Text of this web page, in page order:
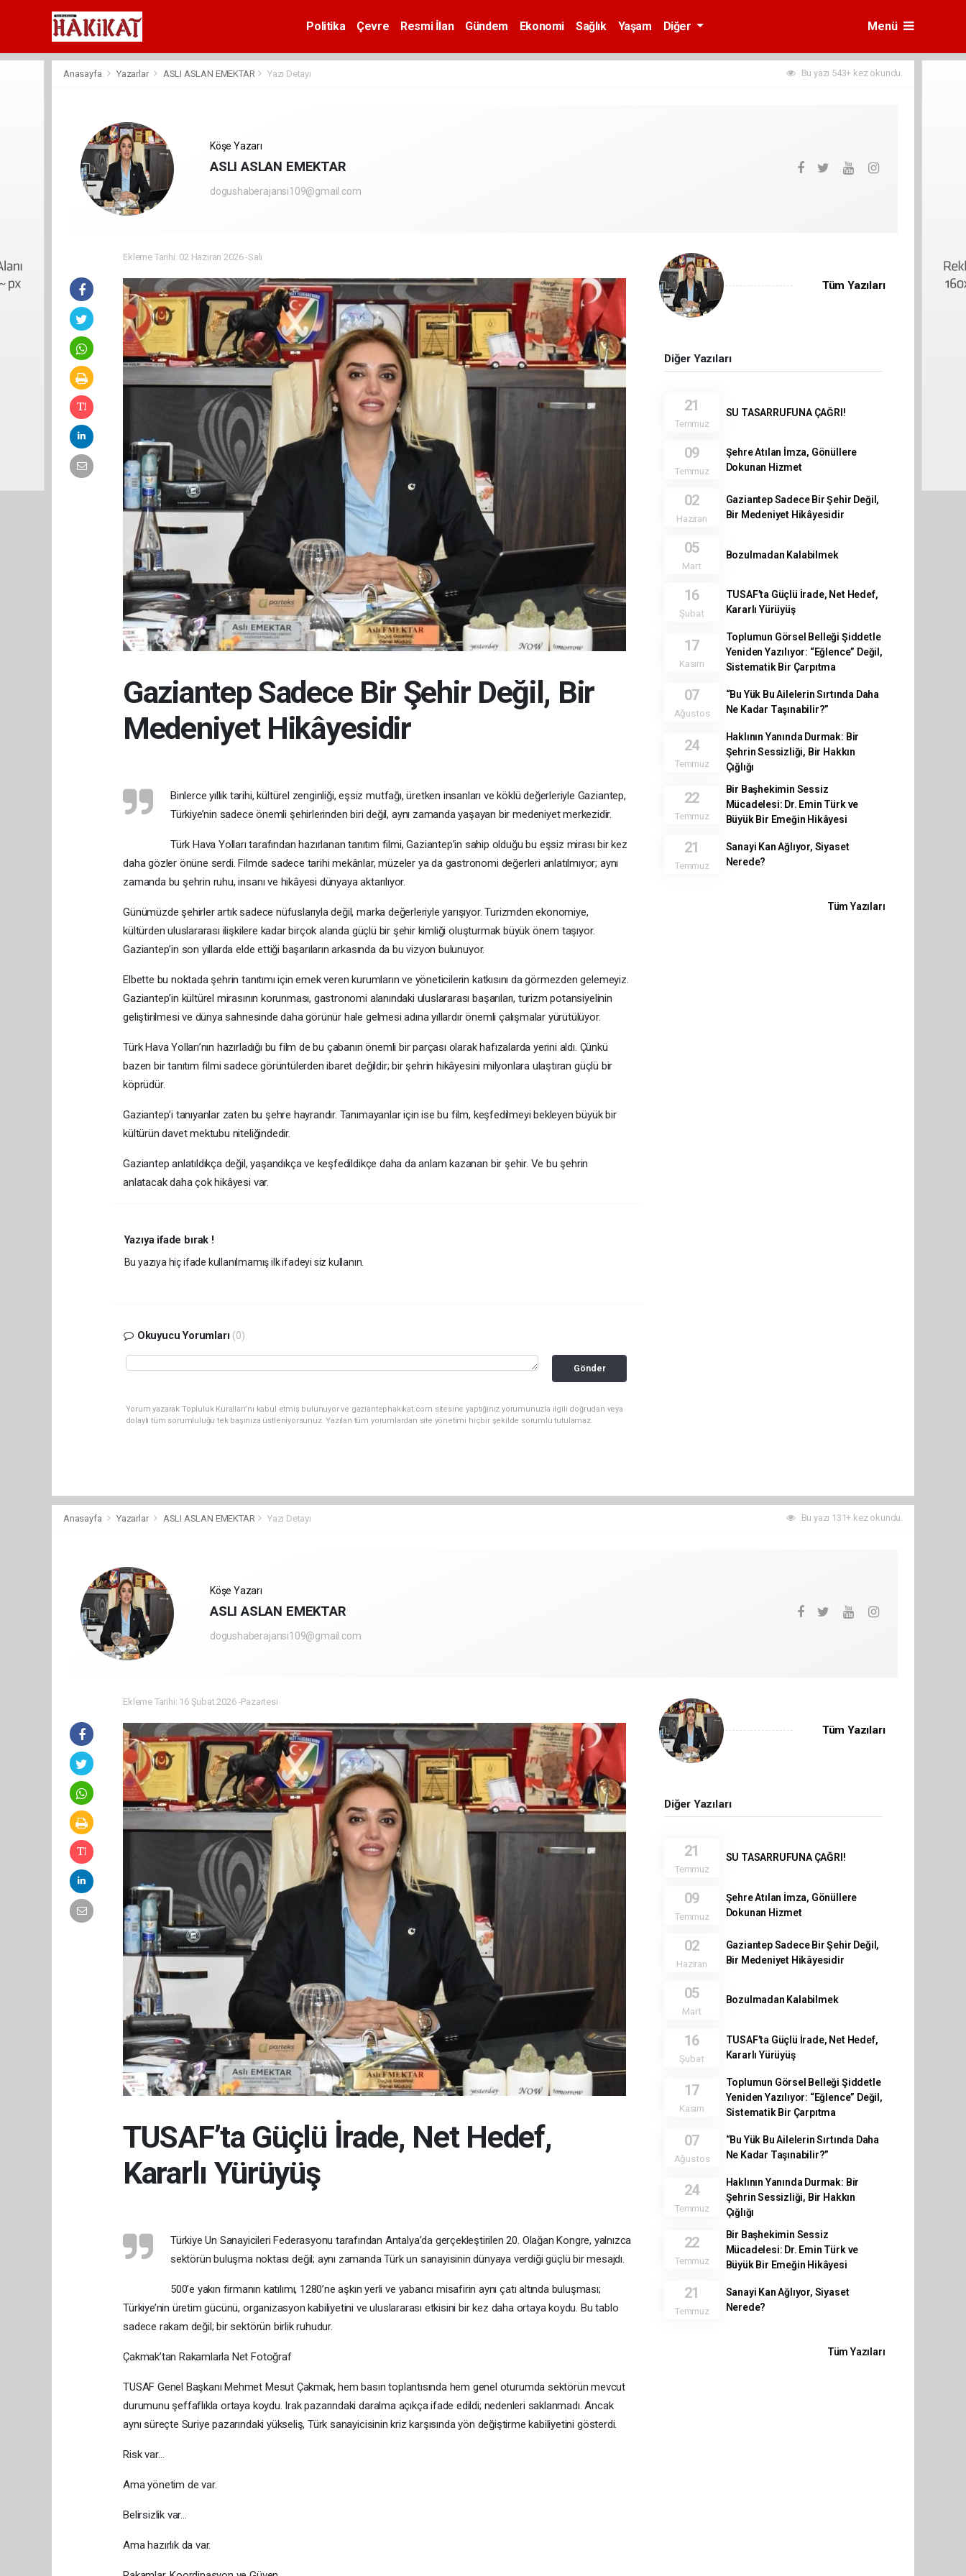
Politika Çevre Resmi İlan Gündem Ekonomi Sağlık Yaşam Diğer Menü
Anasayfa Yazarlar ASLI ASLAN EMEKTAR Yazı Detayı Bu yazı 543+ kez okundu.
Köşe Yazarı
ASLI ASLAN EMEKTAR
dogushaberajansi109@gmail.com
Ekleme Tarihi: 02 Haziran 2026 -Salı
Gaziantep Sadece Bir Şehir Değil, Bir
Medeniyet Hikâyesidir
Binlerce yıllık tarihi, kültürel zenginliği, eşsiz mutfağı, üretken insanları ve köklü değerleriyle Gaziantep,
Türkiye’nin sadece önemli şehirlerinden biri değil, aynı zamanda yaşayan bir medeniyet merkezidir.
Türk Hava Yolları tarafından hazırlanan tanıtım filmi, Gaziantep’in sahip olduğu bu eşsiz mirası bir kez
daha gözler önüne serdi. Filmde sadece tarihi mekânlar, müzeler ya da gastronomi değerleri anlatılmıyor; aynı
zamanda bu şehrin ruhu, insanı ve hikâyesi dünyaya aktarılıyor.
Günümüzde şehirler artık sadece nüfuslarıyla değil, marka değerleriyle yarışıyor. Turizmden ekonomiye,
kültürden uluslararası ilişkilere kadar birçok alanda güçlü bir şehir kimliği oluşturmak büyük önem taşıyor.
Gaziantep’in son yıllarda elde ettiği başarıların arkasında da bu vizyon bulunuyor.
Elbette bu noktada şehrin tanıtımı için emek veren kurumların ve yöneticilerin katkısını da görmezden gelemeyiz.
Gaziantep’in kültürel mirasının korunması, gastronomi alanındaki uluslararası başarıları, turizm potansiyelinin
geliştirilmesi ve dünya sahnesinde daha görünür hale gelmesi adına yıllardır önemli çalışmalar yürütülüyor.
Türk Hava Yolları’nın hazırladığı bu film de bu çabanın önemli bir parçası olarak hafızalarda yerini aldı. Çünkü
bazen bir tanıtım filmi sadece görüntülerden ibaret değildir; bir şehrin hikâyesini milyonlara ulaştıran güçlü bir
köprüdür.
Gaziantep’i tanıyanlar zaten bu şehre hayrandır. Tanımayanlar için ise bu film, keşfedilmeyi bekleyen büyük bir
kültürün davet mektubu niteliğindedir.
Gaziantep anlatıldıkça değil, yaşandıkça ve keşfedildikçe daha da anlam kazanan bir şehir. Ve bu şehrin
anlatacak daha çok hikâyesi var.
Yazıya ifade bırak !
Bu yazıya hiç ifade kullanılmamış ilk ifadeyi siz kullanın.
Okuyucu Yorumları (0)
Gönder
Yorum yazarak Topluluk Kuralları’nı kabul etmiş bulunuyor ve gaziantephakikat.com sitesine yaptığınız yorumunuzla ilgili doğrudan veya
dolaylı tüm sorumluluğu tek başınıza üstleniyorsunuz. Yazılan tüm yorumlardan site yönetimi hiçbir şekilde sorumlu tutulamaz.
Tüm Yazıları
Diğer Yazıları
21
Temmuz
SU TASARRUFUNA ÇAĞRI!
09
Temmuz
Şehre Atılan İmza, Gönüllere
Dokunan Hizmet
02
Haziran
Gaziantep Sadece Bir Şehir Değil,
Bir Medeniyet Hikâyesidir
05
Mart
Bozulmadan Kalabilmek
16
Şubat
TUSAF’ta Güçlü İrade, Net Hedef,
Kararlı Yürüyüş
17
Kasım
Toplumun Görsel Belleği Şiddetle
Yeniden Yazılıyor: “Eğlence” Değil,
Sistematik Bir Çarpıtma
07
Ağustos
“Bu Yük Bu Ailelerin Sırtında Daha
Ne Kadar Taşınabilir?”
24
Temmuz
Haklının Yanında Durmak: Bir
Şehrin Sessizliği, Bir Hakkın
Çığlığı
22
Temmuz
Bir Başhekimin Sessiz
Mücadelesi: Dr. Emin Türk ve
Büyük Bir Emeğin Hikâyesi
21
Temmuz
Sanayi Kan Ağlıyor, Siyaset
Nerede?
Tüm Yazıları
Anasayfa Yazarlar ASLI ASLAN EMEKTAR Yazı Detayı Bu yazı 131+ kez okundu.
Köşe Yazarı
ASLI ASLAN EMEKTAR
dogushaberajansi109@gmail.com
Ekleme Tarihi: 16 Şubat 2026 -Pazartesi
TUSAF’ta Güçlü İrade, Net Hedef,
Kararlı Yürüyüş
Türkiye Un Sanayicileri Federasyonu tarafından Antalya’da gerçekleştirilen 20. Olağan Kongre, yalnızca
sektörün buluşma noktası değil; aynı zamanda Türk un sanayisinin dünyaya verdiği güçlü bir mesajdı.
500’e yakın firmanın katılımı, 1280’ne aşkın yerli ve yabancı misafirin aynı çatı altında buluşması;
Türkiye’nin üretim gücünü, organizasyon kabiliyetini ve uluslararası etkisini bir kez daha ortaya koydu. Bu tablo
sadece rakam değil; bir sektörün birlik ruhudur.
Çakmak’tan Rakamlarla Net Fotoğraf
TUSAF Genel Başkanı Mehmet Mesut Çakmak, hem basın toplantısında hem genel oturumda sektörün mevcut
durumunu şeffaflıkla ortaya koydu. Irak pazarındaki daralma açıkça ifade edildi; nedenleri saklanmadı. Ancak
aynı süreçte Suriye pazarındaki yükseliş, Türk sanayicisinin kriz karşısında yön değiştirme kabiliyetini gösterdi.
Risk var…
Ama yönetim de var.
Belirsizlik var…
Ama hazırlık da var.
Tüm Yazıları
Diğer Yazıları
21
Temmuz
SU TASARRUFUNA ÇAĞRI!
09
Temmuz
Şehre Atılan İmza, Gönüllere
Dokunan Hizmet
02
Haziran
Gaziantep Sadece Bir Şehir Değil,
Bir Medeniyet Hikâyesidir
05
Mart
Bozulmadan Kalabilmek
16
Şubat
TUSAF’ta Güçlü İrade, Net Hedef,
Kararlı Yürüyüş
17
Kasım
Toplumun Görsel Belleği Şiddetle
Yeniden Yazılıyor: “Eğlence” Değil,
Sistematik Bir Çarpıtma
07
Ağustos
“Bu Yük Bu Ailelerin Sırtında Daha
Ne Kadar Taşınabilir?”
24
Temmuz
Haklının Yanında Durmak: Bir
Şehrin Sessizliği, Bir Hakkın
Çığlığı
22
Temmuz
Bir Başhekimin Sessiz
Mücadelesi: Dr. Emin Türk ve
Büyük Bir Emeğin Hikâyesi
21
Temmuz
Sanayi Kan Ağlıyor, Siyaset
Nerede?
Tüm Yazıları